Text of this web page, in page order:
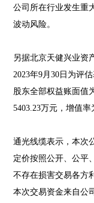
公司所在行业发生重
波动风险。
另据北京天健兴业资
2023年9月30日为评
股东全部权益账面值
5403.23万元，增值率
通光线缆表示，本次
定价按照公开、公平
不存在损害交易各方
本次交易资金来自公